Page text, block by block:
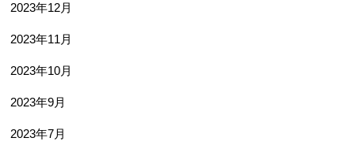
2023年12月
2023年11月
2023年10月
2023年9月
2023年7月